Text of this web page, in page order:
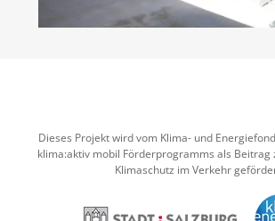
Dieses Projekt wird vom Klima- und
klima:aktiv mobil Förderprogramms als Beitrag
Klimaschutz im Verkehr